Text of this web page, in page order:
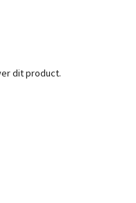
dit product.